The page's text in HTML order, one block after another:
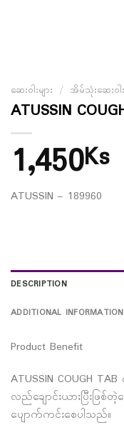
ဆေးဝါးများ / အိမ်သုံးဆေးဝါး
ATUSSIN
1,450Ks
ATUSSIN – 189960
DESCRIPTION
ADDITIONAL INFORMATION
Product Benefit
ATUSSIN COUGH
လည်ချောင်းယားပြီးဖြ
ပျောက်ကင်းစေပါသည်။